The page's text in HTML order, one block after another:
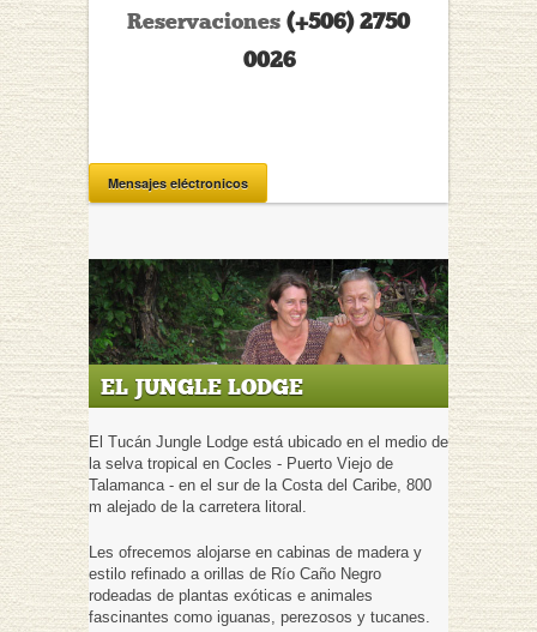
Reservaciones (+506) 2750
0026
Mensajes eléctronicos
EL JUNGLE LODGE
El Tucán Jungle Lodge está ubicado en el medio de
la selva tropical en Cocles - Puerto Viejo de
Talamanca - en el sur de la Costa del Caribe, 800
m alejado de la carretera litoral.
Les ofrecemos alojarse en cabinas de madera y
estilo refinado a orillas de Río Caño Negro
rodeadas de plantas exóticas e animales
fascinantes como iguanas, perezosos y tucanes.